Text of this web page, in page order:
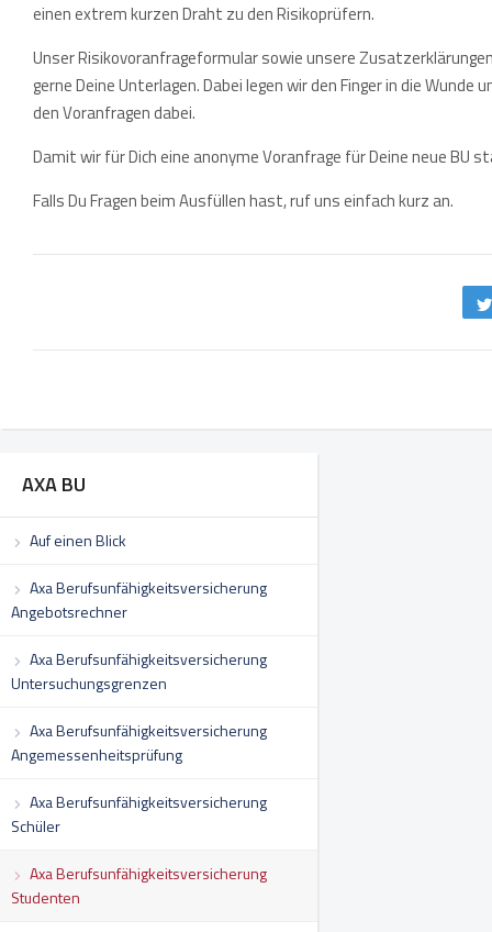
AXA BU
Auf einen Blick
Axa Berufsunfähigkeitsversicherung
Angebotsrechner
Axa Berufsunfähigkeitsversicherung
Untersuchungsgrenzen
Axa Berufsunfähigkeitsversicherung
Angemessenheitsprüfung
Axa Berufsunfähigkeitsversicherung
Schüler
Axa Berufsunfähigkeitsversicherung
Studenten
einen extrem kurzen Draht zu den Risikoprüfern.
Unser Risikovoranfrageformular sowie unsere
gerne Deine Unterlagen. Dabei legen wir den Finger in die
den Voranfragen dabei.
Damit wir für Dich eine anonyme Voranfrage für Deine neue
Falls Du Fragen beim Ausfüllen hast, ruf uns einfach kurz an.